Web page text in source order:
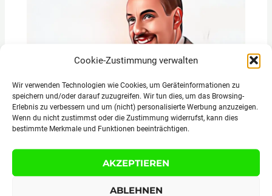
Cookie-Zustimmung verwalten
Wir verwenden Technologien wie Cookies, um Geräteinformationen zu
speichern und/oder darauf zuzugreifen. Wir tun dies, um das Browsing-
Erlebnis zu verbessern und um (nicht) personalisierte Werbung anzuzeigen.
Wenn du nicht zustimmst oder die Zustimmung widerrufst, kann dies
bestimmte Merkmale und Funktionen beeinträchtigen.
AKZEPTIEREN
ABLEHNEN
Adam Sandler Zitate und Sprüche